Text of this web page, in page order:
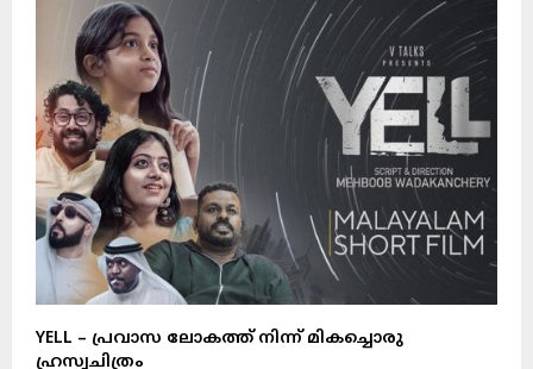
YELL – പ്രവാസ ലോകത്ത് നിന്ന് മികച്ചൊരു
ഹ്രസ്വചിത്രം